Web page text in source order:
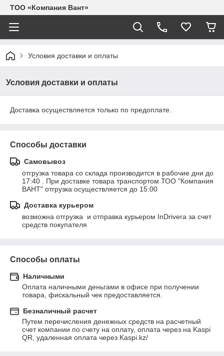
ТОО «Компания Вант»
Условия доставки и оплаты
Условия доставки и оплаты
Доставка осуществляется только по предоплате.
Способы доставки
Самовывоз
отгрузка товара со склада производится в рабочие дни до
17:40 . При доставке товара транспортом ТОО "Компания
ВАНТ" отгрузка осуществляется до 15:00
Доставка курьером
возможна отгрузка  и отправка курьером InDriverа за счет
средств покупателя
Способы оплаты
Наличными
Оплата наличными деньгами в офисе при получении
товара, фискальный чек предоставляется.
Безналичный расчет
Путем перечисления денежных средств на расчетный
счет компании по счету на оплату, оплата через на Kaspi
QR, удаленная оплата через Kaspi.kz/